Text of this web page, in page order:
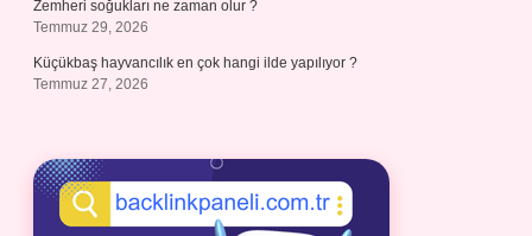
Zemheri soğukları ne zaman olur ?
Temmuz 29, 2026
Küçükbaş hayvancılık en çok hangi ilde yapılıyor ?
Temmuz 27, 2026